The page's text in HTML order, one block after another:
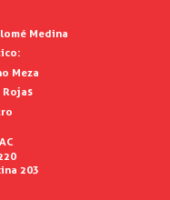
Medina
Meza
Rojas
203